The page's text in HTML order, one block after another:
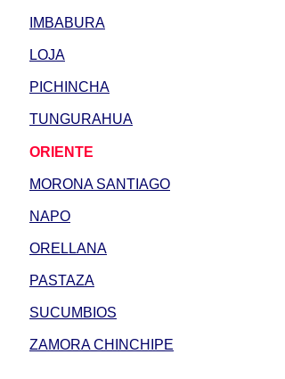
IMBABURA
LOJA
PICHINCHA
TUNGURAHUA
ORIENTE
MORONA SANTIAGO
NAPO
ORELLANA
PASTAZA
SUCUMBIOS
ZAMORA CHINCHIPE